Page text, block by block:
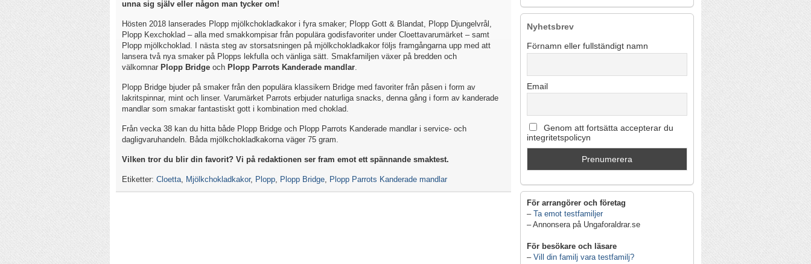
unna sig själv eller någon man tycker om!
Hösten 2018 lanserades Plopp mjölkchokladkakor i fyra smaker; Plopp Gott & Blandat, Plopp Djungelvrål,
Plopp Kexchoklad – alla med smakkompisar från populära godisfavoriter under Cloettavarumärket – samt
Plopp mjölkchoklad. I nästa steg av storsatsningen på mjölkchokladkakor följs framgångarna upp med att
lansera två nya smaker på Plopps lekfulla och vänliga sätt. Smakfamiljen växer på bredden och
välkomnar Plopp Bridge och Plopp Parrots Kanderade mandlar.
Plopp Bridge bjuder på smaker från den populära klassikern Bridge med favoriter från påsen i form av
lakritspinnar, mint och linser. Varumärket Parrots erbjuder naturliga snacks, denna gång i form av kanderade
mandlar som smakar fantastiskt gott i kombination med choklad.
Från vecka 38 kan du hitta både Plopp Bridge och Plopp Parrots Kanderade mandlar i service- och
dagligvaruhandeln. Båda mjölkchokladkakorna väger 75 gram.
Vilken tror du blir din favorit? Vi på redaktionen ser fram emot ett spännande smaktest.
Etiketter: Cloetta, Mjölkchokladkakor, Plopp, Plopp Bridge, Plopp Parrots Kanderade mandlar
Nyhetsbrev
Förnamn eller fullständigt namn
Email
Genom att fortsätta accepterar du
integritetspolicyn
För arrangörer och företag
– Ta emot testfamiljer
– Annonsera på Ungaforaldrar.se
För besökare och läsare
– Vill din familj vara testfamilj?